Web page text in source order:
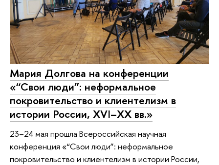
Мария Долгова на конференции
«“Свои люди”: неформальное
покровительство и клиентелизм в
истории России, XVI–XX вв.»
23–24 мая прошла Всероссийская научная
конференция «“Свои люди”: неформальное
покровительство и клиентелизм в истории России,